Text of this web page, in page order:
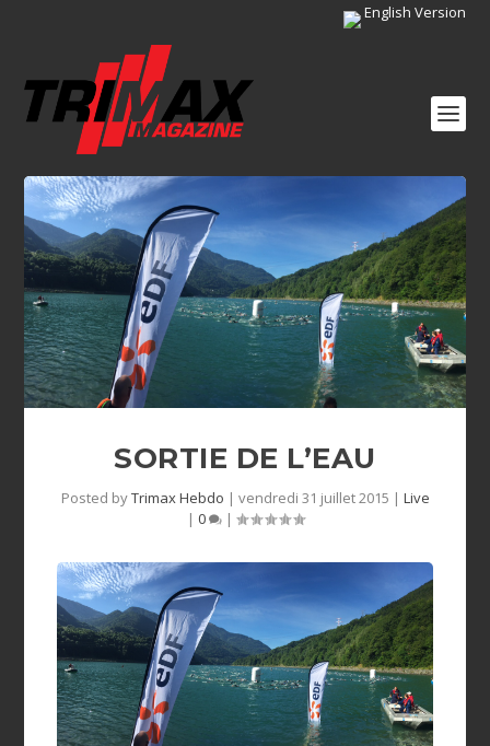
English Version
SORTIE DE L’EAU
Posted byTrimax Hebdo | vendredi 31 juillet 2015 | Live
| 0 |